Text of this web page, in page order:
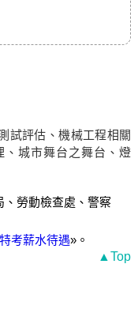
試評估、機械工程相關
、城市舞台之舞台、燈
、勞動檢查處、警察
考薪水待遇»。
▲Top